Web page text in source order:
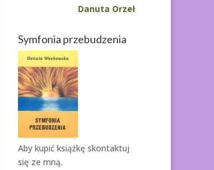
Danuta Orzeł
Symfonia przebudzenia
Aby kupić książkę skontaktuj
się ze mną.